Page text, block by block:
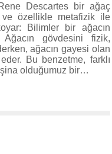
Descartes bir ağaç
özellikle metafizik ile
Bilimler bir ağacın
Ağacın gövdesini fizik,
ağacın gayesi olan
Bu benzetme, farklı
olduğumuz bir…